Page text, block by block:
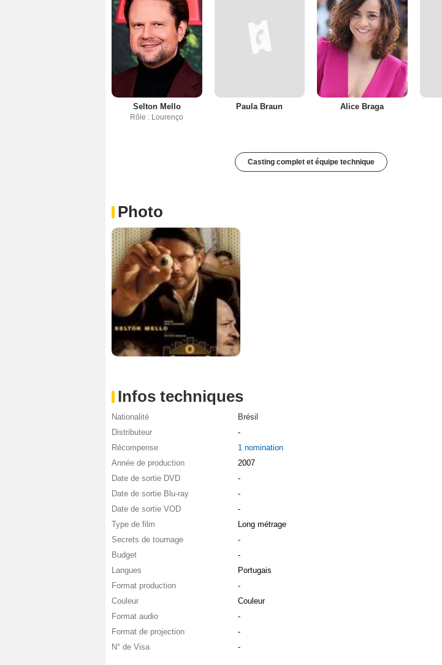
Selton Mello
Rôle : Lourenço
Paula Braun Alice Braga
Casting complet et équipe technique
Photo
Infos techniques
Nationalité
Brésil
Distributeur
-
Récompense
1 nomination
Année de production
2007
Date de sortie DVD
-
Date de sortie Blu-ray
-
Date de sortie VOD
-
Type de film
Long métrage
Secrets de tournage
-
Budget
-
Langues
Portugais
Format production
-
Couleur
Couleur
Format audio
-
Format de projection
-
N° de Visa
-